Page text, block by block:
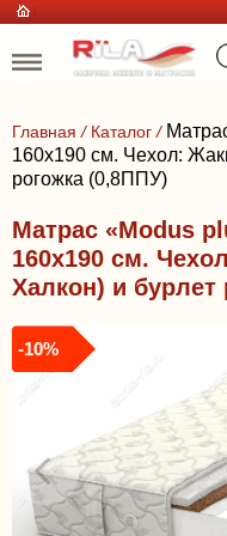
Главная / Каталог /
160x190 см. Чехол:
рогожка (0,8ППУ)
Матрас «Modus
160x190 см.
Халкон) и бурлет
-10%